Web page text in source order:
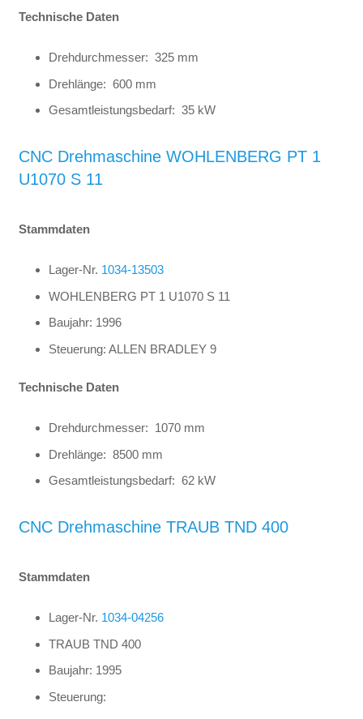
Technische Daten
Drehdurchmesser: 325 mm
Drehlänge: 600 mm
Gesamtleistungsbedarf: 35 kW
CNC Drehmaschine WOHLENBERG PT 1
U1070 S 11
Stammdaten
Lager-Nr. 1034-13503
WOHLENBERG PT 1 U1070 S 11
Baujahr: 1996
Steuerung: ALLEN BRADLEY 9
Technische Daten
Drehdurchmesser: 1070 mm
Drehlänge: 8500 mm
Gesamtleistungsbedarf: 62 kW
CNC Drehmaschine TRAUB TND 400
Stammdaten
Lager-Nr. 1034-04256
TRAUB TND 400
Baujahr: 1995
Steuerung: